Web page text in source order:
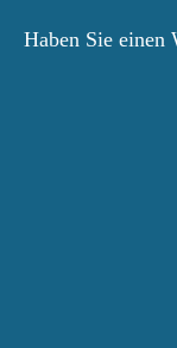
Haben Sie einen